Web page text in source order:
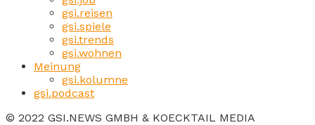
gsi.reisen
gsi.spiele
gsi.trends
gsi.wohnen
Meinung
gsi.kolumne
gsi.podcast
© 2022 GSI.NEWS GMBH & KOECKTAIL MEDIA